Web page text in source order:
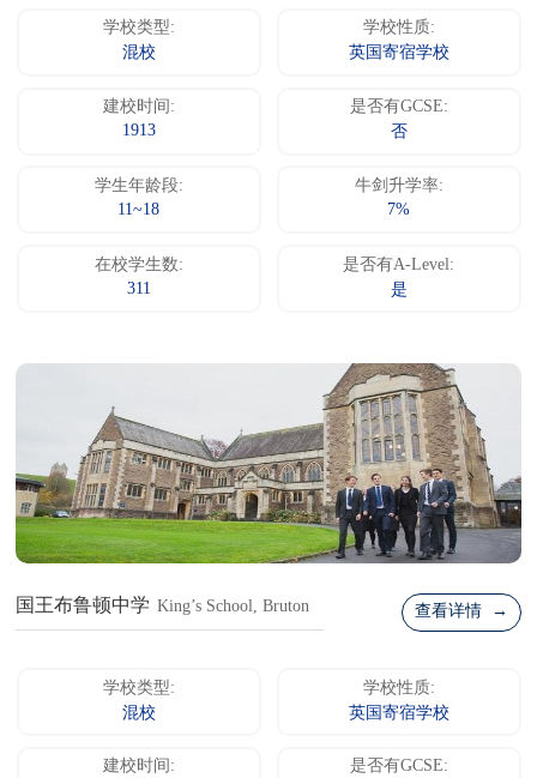
学校类型:
混校
学校性质:
英国寄宿学校
建校时间:
1913
是否有GCSE:
否
学生年龄段:
11~18
牛剑升学率:
7%
在校学生数:
311
是否有A-Level:
是
国王布鲁顿中学 King’s School, Bruton 查看详情 →
学校类型:
混校
学校性质:
英国寄宿学校
建校时间:
是否有GCSE: